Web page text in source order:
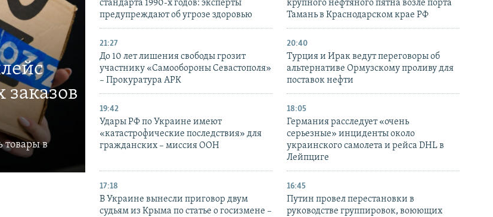
товары в
стандарта 1990-х годов: эксперты
предупреждают об угрозе здоровью
крупного нефтяного пятна возле порта
Тамань в Краснодарском крае РФ
21:27
До 10 лет лишения свободы грозит
участнику «Самообороны Севастополя»
– Прокуратура АРК
20:40
Турция и Ирак ведут переговоры об
альтернативе Ормузскому проливу для
поставок нефти
19:42
Удары РФ по Украине имеют
«катастрофические последствия» для
гражданских – миссия ООН
18:05
Германия расследует «очень
серьезные» инциденты около
украинского самолета и рейса DHL в
Лейпциге
17:18
В Украине вынесли приговор двум
судьям из Крыма по статье о госизмене –
16:45
Путин провел перестановки в
руководстве группировок, воюющих